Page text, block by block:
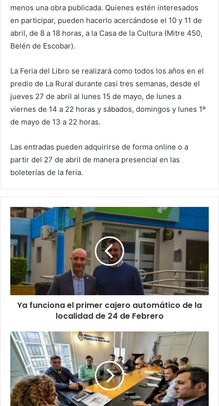
menos una obra publicada. Quienes estén interesados
en participar, pueden hacerlo acercándose el 10 y 11 de
abril, de 8 a 18 horas, a la Casa de la Cultura (Mitre 450,
Belén de Escobar).
La Feria del Libro se realizará como todos los años en el
predio de La Rural durante casi tres semanas, desde el
jueves 27 de abril al lunes 15 de mayo, de lunes a
viernes de 14 a 22 horas y sábados, domingos y lunes 1º
de mayo de 13 a 22 horas.
Las entradas pueden adquirirse de forma online o a
partir del 27 de abril de manera presencial en las
boleterías de la feria.
Ya funciona el primer cajero automático de la
localidad de 24 de Febrero